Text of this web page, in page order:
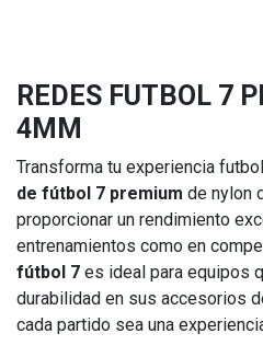
REDES FUTBOL 7
4MM
Transforma tu experiencia
de fútbol 7 premium de nylon
proporcionar un rendimiento
entrenamientos como en
fútbol 7 es ideal para equipos
durabilidad en sus accesorios
cada partido sea una